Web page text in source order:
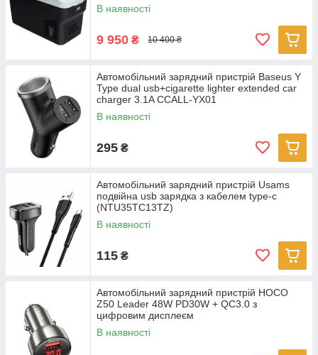
В наявності
9 950 ₴ 10 400 ₴
Автомобільний зарядний пристрій Baseus Y
Type dual usb+cigarette lighter extended car
charger 3.1A CCALL-YX01
В наявності
295 ₴
Автомобільний зарядний пристрій Usams
подвійна usb зарядка з кабелем type-c
(NTU35TC13TZ)
В наявності
115 ₴
Автомобільний зарядний пристрій HOCO
Z50 Leader 48W PD30W + QC3.0 з
цифровим дисплеєм
В наявності